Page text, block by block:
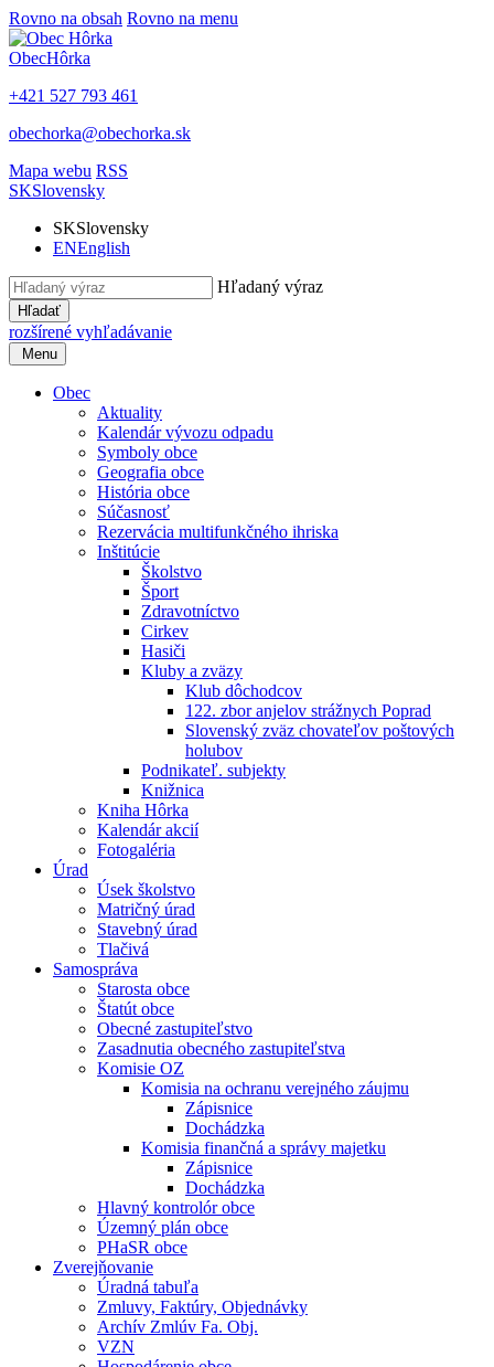
Rovno na obsah Rovno na menu
ObecHôrka
+421 527 793 461
obechorka@obechorka.sk
Mapa webu RSS
SKSlovensky
SKSlovensky
ENEnglish
Hľadaný výraz
Hľadať
rozšírené vyhľadávanie
Menu
Obec
Aktuality
Kalendár vývozu odpadu
Symboly obce
Geografia obce
História obce
Súčasnosť
Rezervácia multifunkčného ihriska
Inštitúcie
Školstvo
Šport
Zdravotníctvo
Cirkev
Hasiči
Kluby a zväzy
Klub dôchodcov
122. zbor anjelov strážnych Poprad
Slovenský zväz chovateľov poštových
holubov
Podnikateľ. subjekty
Knižnica
Kniha Hôrka
Kalendár akcií
Fotogaléria
Úrad
Úsek školstvo
Matričný úrad
Stavebný úrad
Tlačivá
Samospráva
Starosta obce
Štatút obce
Obecné zastupiteľstvo
Zasadnutia obecného zastupiteľstva
Komisie OZ
Komisia na ochranu verejného záujmu
Zápisnice
Dochádzka
Komisia finančná a správy majetku
Zápisnice
Dochádzka
Hlavný kontrolór obce
Územný plán obce
PHaSR obce
Zverejňovanie
Úradná tabuľa
Zmluvy, Faktúry, Objednávky
Archív Zmlúv Fa. Obj.
VZN